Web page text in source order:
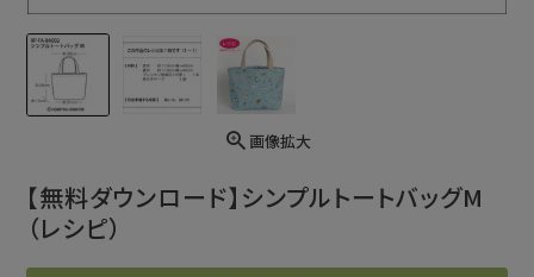
画像拡大
【無料ダウンロード】シンプルトートバッグM
（レシピ）